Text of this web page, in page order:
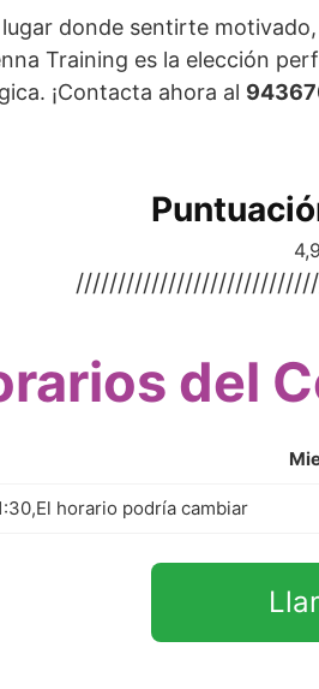
lugar donde sentirte
Training es la elección
¡Contacta ahora al
del
horario podría cambiar